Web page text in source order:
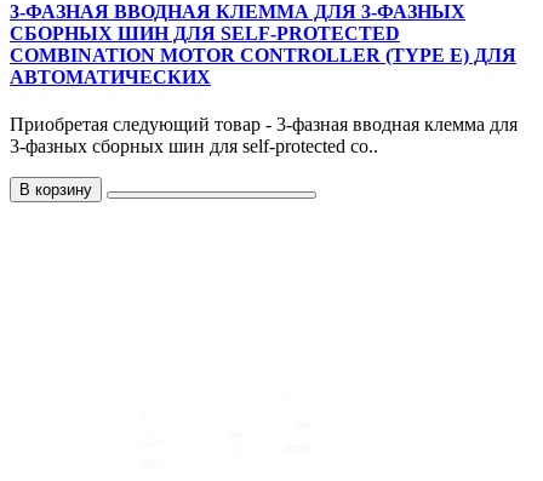
3-ФАЗНАЯ ВВОДНАЯ КЛЕММА ДЛЯ 3-ФАЗНЫХ
СБОРНЫХ ШИН ДЛЯ SELF-PROTECTED
COMBINATION MOTOR CONTROLLER (TYPE E) ДЛЯ
АВТОМАТИЧЕСКИХ
Приобретая следующий товар - 3-фазная вводная клемма для
3-фазных сборных шин для self-protected co..
В корзину